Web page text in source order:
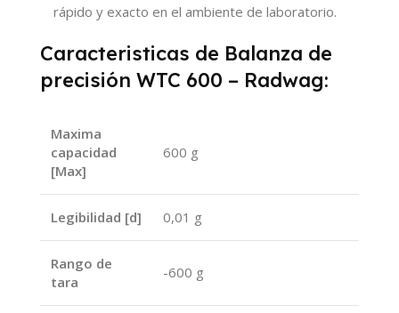
rápido y exacto en el ambiente de laboratorio.
Caracteristicas de Balanza de
precisión WTC 600 – Radwag:
Maxima
capacidad
[Max]
600 g
Legibilidad [d] 0,01 g
Rango de
tara
-600 g